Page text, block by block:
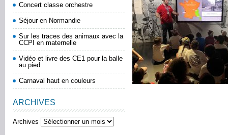
Concert classe orchestre
Séjour en Normandie
Sur les traces des animaux avec la
CCPI en maternelle
Vidéo et livre des CE1 pour la balle
au pied
Carnaval haut en couleurs
ARCHIVES
Archives